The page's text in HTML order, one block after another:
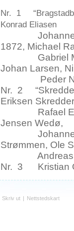
Nr. 1
Konrad Eliasen
Johannes
1872, Michael
Gabriel
Johan Larsen,
Peder
Nr. 2
Eriksen
Rafael
Jensen Wedø,
Johannes
Strømmen, Ole
Andreas
Nr. 3 Kristian
Skriv ut | Nettstedskart